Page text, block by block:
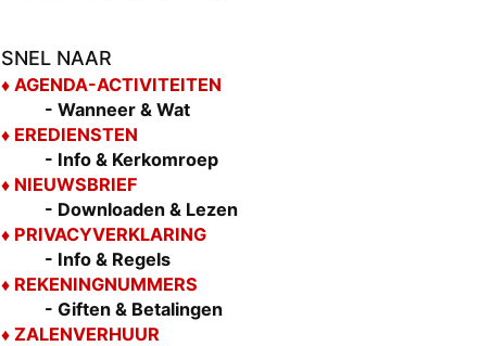
SNEL NAAR
♦ AGENDA-ACTIVITEITEN
- Wanneer & Wat
♦ EREDIENSTEN
- Info & Kerkomroep
♦ NIEUWSBRIEF
- Downloaden & Lezen
♦ PRIVACYVERKLARING
- Info & Regels
♦ REKENINGNUMMERS
- Giften & Betalingen
♦ ZALENVERHUUR